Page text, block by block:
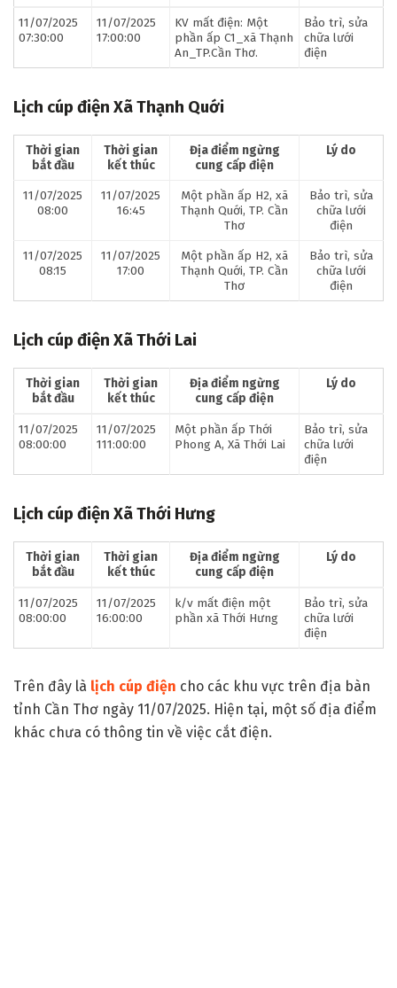
11/07/2025
07:30:00
11/07/2025
17:00:00
KV mất điện: Một
phần ấp C1_xã Thạnh
An_TP.Cần Thơ.
Bảo trì, sửa
chữa lưới
điện
Lịch cúp điện Xã Thạnh Quới
Thời gian
bắt đầu
Thời gian
kết thúc
Địa điểm ngừng
cung cấp điện
Lý do
11/07/2025
08:00
11/07/2025
16:45
Một phần ấp H2, xã
Thạnh Quới, TP. Cần
Thơ
Bảo trì, sửa
chữa lưới
điện
11/07/2025
08:15
11/07/2025
17:00
Một phần ấp H2, xã
Thạnh Quới, TP. Cần
Thơ
Bảo trì, sửa
chữa lưới
điện
Lịch cúp điện Xã Thới Lai
Thời gian
bắt đầu
Thời gian
kết thúc
Địa điểm ngừng
cung cấp điện
Lý do
11/07/2025
08:00:00
11/07/2025
111:00:00
Một phần ấp Thới
Phong A, Xã Thới Lai
Bảo trì, sửa
chữa lưới
điện
Lịch cúp điện Xã Thới Hưng
Thời gian
bắt đầu
Thời gian
kết thúc
Địa điểm ngừng
cung cấp điện
Lý do
11/07/2025
08:00:00
11/07/2025
16:00:00
k/v mất điện một
phần xã Thới Hưng
Bảo trì, sửa
chữa lưới
điện
Trên đây là lịch cúp điện cho các khu vực trên địa bàn
tỉnh Cần Thơ ngày 11/07/2025. Hiện tại, một số địa điểm
khác chưa có thông tin về việc cắt điện.